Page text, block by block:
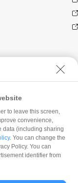
to leave this screen,
convenience,
data (including sharing
. You can change the
Policy. You can
identifier from